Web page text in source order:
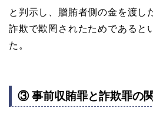
と判示し、贈賄者側の金を渡し
詐欺で欺罔されたためであると
た。
③ 事前収賄罪と詐欺罪の